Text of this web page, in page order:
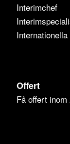
Interimchef
Offert
Få offert